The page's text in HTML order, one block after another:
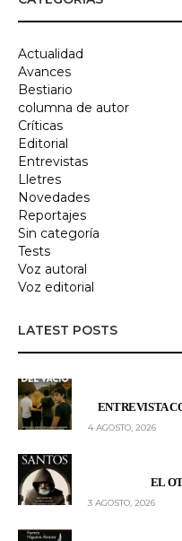
Actualidad
Avances
Bestiario
columna de autor
Críticas
Editorial
Entrevistas
Lletres
Novedades
Reportajes
Sin categoría
Tests
Voz autoral
Voz editorial
LATEST POSTS
ENTREVISTA
4 AGOSTO, 2026
EL
3 AGOSTO, 2026